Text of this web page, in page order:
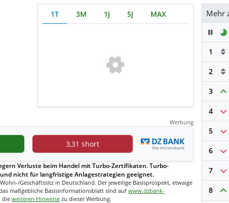
1T 3M 1J 5J MAX
Werbung
3,31 short
Verluste beim Handel mit Turbo-Zertifikaten. Turbo-
nicht für langfristige Anlagestrategien geeignet.
Geschäftssitz in Deutschland. Der jeweilige Basisprospekt, etwaige
maßgebliche Basisinformationsblatt sind auf www.dzbank-
die weiteren Hinweise zu dieser Werbung.
Mehr
1
2
3
4
5
6
7
8